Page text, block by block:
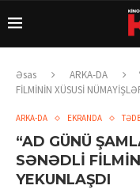
Əsas ARKA-DA
FİLMİNİN XÜSUSİ
ARKA-DA EKRANDA
“AD GÜNÜ
SƏNƏDLİ
YEKUNLAŞDI